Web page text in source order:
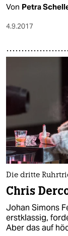
Von Petra
4.9.2017
Die dritte
Chris
Johan Simons
erstklassig,
Aber das auf